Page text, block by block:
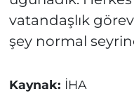
vatandaşlık
şey normal
Kaynak: İHA